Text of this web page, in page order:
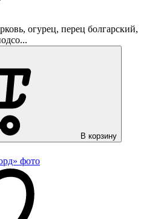
огурец, перец болгарский,
В корзину